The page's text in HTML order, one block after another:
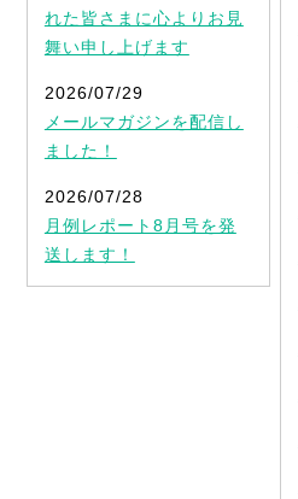
れた皆さまに心よりお見
舞い申し上げます
2026/07/29
メールマガジンを配信し
ました！
2026/07/28
月例レポート8月号を発
送します！